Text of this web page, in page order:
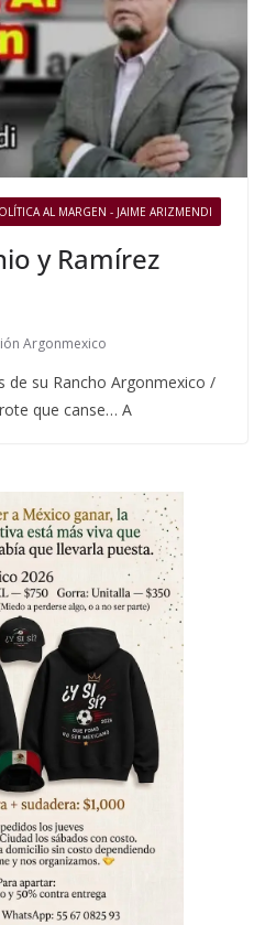
AL MARGEN - JAIME ARIZMENDI
y Ramírez
Argonmexico
de su Rancho Argonmexico /
que canse… A